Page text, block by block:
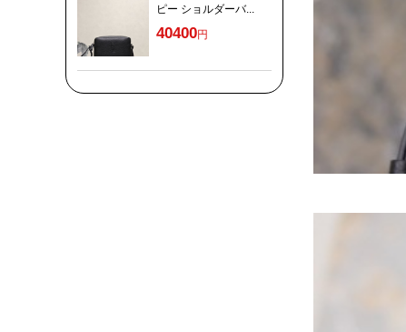
ピー ショルダーバ...
40400円